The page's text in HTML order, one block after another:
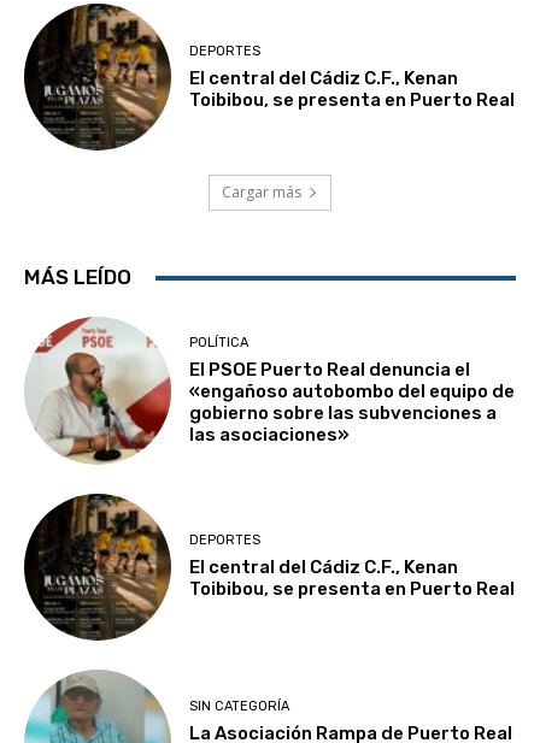
DEPORTES
El central del Cádiz C.F., Kenan
Toibibou, se presenta en Puerto Real
Cargar más
MÁS LEÍDO
POLÍTICA
El PSOE Puerto Real denuncia el
«engañoso autobombo del equipo de
gobierno sobre las subvenciones a
las asociaciones»
DEPORTES
El central del Cádiz C.F., Kenan
Toibibou, se presenta en Puerto Real
SIN CATEGORÍA
La Asociación Rampa de Puerto Real